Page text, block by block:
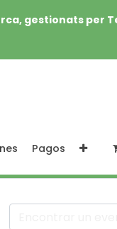
gestionats per
Pagos